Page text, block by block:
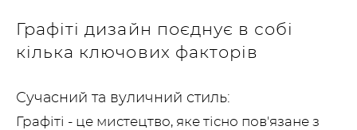
Графіті дизайн поєднує в собі
кілька ключових факторів
Сучасний та вуличний стиль:
Графіті - це мистецтво, яке тісно пов'язане з